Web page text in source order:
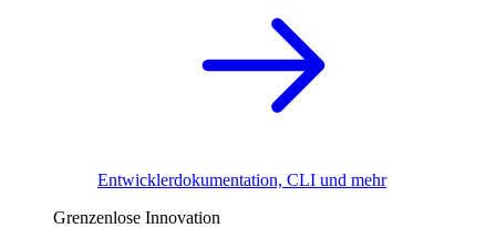
Entwicklerdokumentation, CLI und mehr
Grenzenlose Innovation